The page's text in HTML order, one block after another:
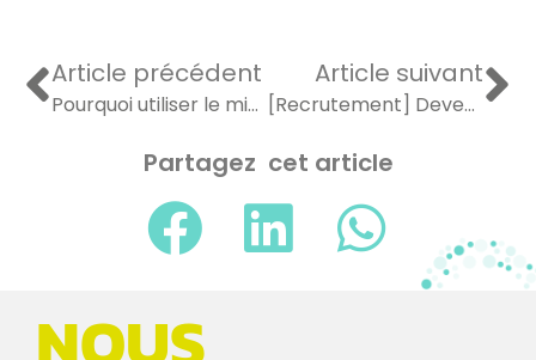
Article précédent
Pourquoi utiliser le mind map ou carte mentale ?
Article suivant
[Recrutement] Devenez notre nouvelle pépite administrative et qualité !
Partagez cet article